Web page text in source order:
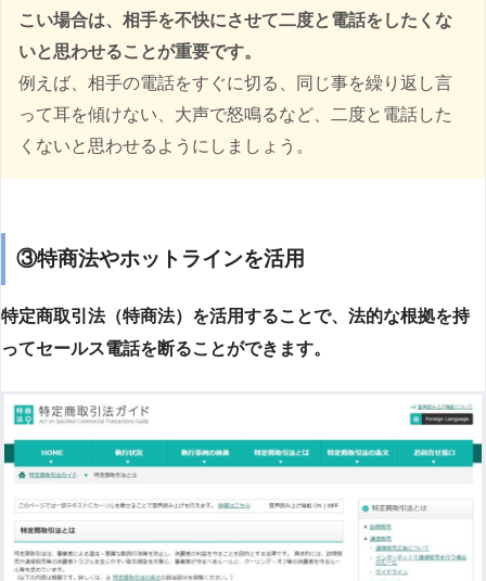
こい場合は、相手を不快にさせて二度と電話をしたくな
いと思わせることが重要です。
例えば、相手の電話をすぐに切る、同じ事を繰り返し言
って耳を傾けない、大声で怒鳴るなど、二度と電話した
くないと思わせるようにしましょう。
③特商法やホットラインを活用
特定商取引法（特商法）を活用することで、法的な根拠を持
ってセールス電話を断ることができます。